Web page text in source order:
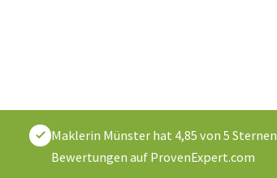
Maklerin Münster hat 4,85 von 5 Sternen
Bewertungen auf ProvenExpert.com